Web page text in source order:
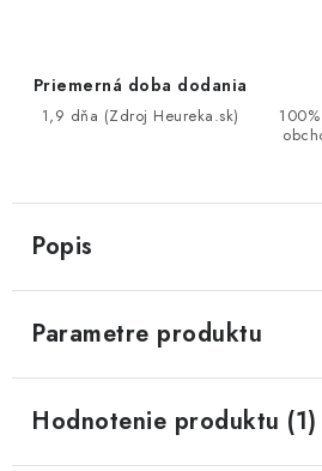
Priemerná doba dodania
1,9 dňa (Zdroj Heureka.sk)
Popis
Parametre produktu
Hodnotenie produktu (1)